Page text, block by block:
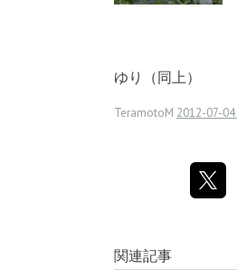
ゆり（同上）
TeramotoM 2012-07-04
関連記事